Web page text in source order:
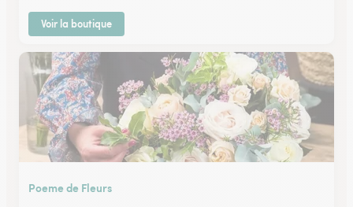
Voir la boutique
Poeme de Fleurs